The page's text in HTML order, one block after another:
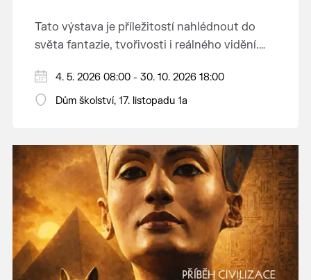
Tato výstava je příležitostí nahlédnout do
světa fantazie, tvořivosti i reálného vidění.
vlastní příběh... o radosti, vidění, objevování
světa kolem.
Děkujeme mladým umělcům za jejich úsilí,
nápaditost, nadšení, rodičům za jejich
inspirují a překvapí svou upřímností.
4. 5. 2026 08:00 - 30. 10. 2026 18:00
Dům školství, 17. listopadu 1a